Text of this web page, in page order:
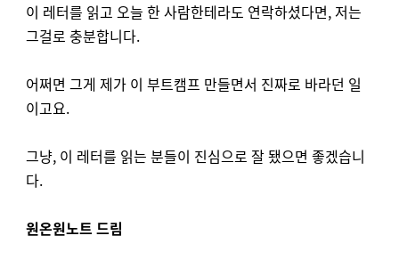
이 레터를 읽고 오늘 한 사람한테라도 연락하셨다면, 저는
그걸로 충분합니다.
어쩌면 그게 제가 이 부트캠프 만들면서 진짜로 바라던 일
이고요.
그냥, 이 레터를 읽는 분들이 진심으로 잘 됐으면 좋겠습니
다.
원온원노트 드림